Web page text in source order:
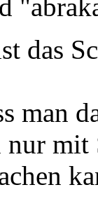
das
man
nur